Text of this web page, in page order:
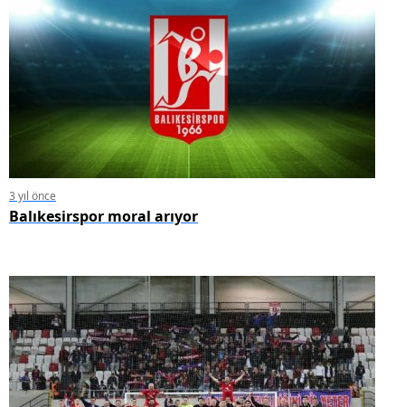
3 yıl önce
Balıkesirspor moral arıyor